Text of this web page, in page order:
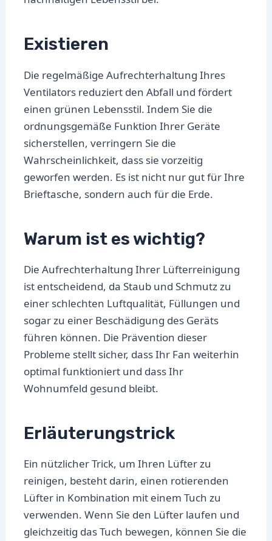
Existieren
Die regelmäßige Aufrechterhaltung Ihres
Ventilators reduziert den Abfall und fördert
einen grünen Lebensstil. Indem Sie die
ordnungsgemäße Funktion Ihrer Geräte
sicherstellen, verringern Sie die
Wahrscheinlichkeit, dass sie vorzeitig
geworfen werden. Es ist nicht nur gut für Ihre
Brieftasche, sondern auch für die Erde.
Warum ist es wichtig?
Die Aufrechterhaltung Ihrer Lüfterreinigung
ist entscheidend, da Staub und Schmutz zu
einer schlechten Luftqualität, Füllungen und
sogar zu einer Beschädigung des Geräts
führen können. Die Prävention dieser
Probleme stellt sicher, dass Ihr Fan weiterhin
optimal funktioniert und dass Ihr
Wohnumfeld gesund bleibt.
Erläuterungstrick
Ein nützlicher Trick, um Ihren Lüfter zu
reinigen, besteht darin, einen rotierenden
Lüfter in Kombination mit einem Tuch zu
verwenden. Wenn Sie den Lüfter laufen und
gleichzeitig das Tuch bewegen, können Sie die